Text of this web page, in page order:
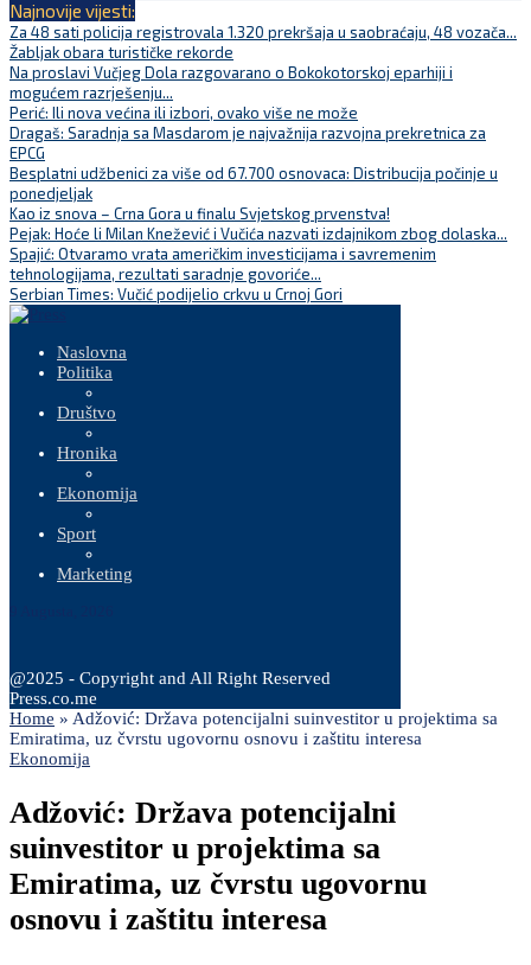
Najnovije vijesti:
Za 48 sati policija registrovala 1.320 prekršaja u saobraćaju, 48 vozača...
Žabljak obara turističke rekorde
Na proslavi Vučjeg Dola razgovarano o Bokokotorskoj eparhiji i
mogućem razrješenju...
Perić: Ili nova većina ili izbori, ovako više ne može
Dragaš: Saradnja sa Masdarom je najvažnija razvojna prekretnica za
EPCG
Besplatni udžbenici za više od 67.700 osnovaca: Distribucija počinje u
ponedjeljak
Kao iz snova – Crna Gora u finalu Svjetskog prvenstva!
Pejak: Hoće li Milan Knežević i Vučića nazvati izdajnikom zbog dolaska...
Spajić: Otvaramo vrata američkim investicijama i savremenim
tehnologijama, rezultati saradnje govoriće...
Serbian Times: Vučić podijelio crkvu u Crnoj Gori
Naslovna
Politika
Društvo
Hronika
Ekonomija
Sport
Marketing
@2025 - Copyright and All Right Reserved
Press.co.me
Home » Adžović: Država potencijalni suinvestitor u projektima sa
Emiratima, uz čvrstu ugovornu osnovu i zaštitu interesa
Ekonomija
Adžović: Država potencijalni
suinvestitor u projektima sa
Emiratima, uz čvrstu ugovornu
osnovu i zaštitu interesa